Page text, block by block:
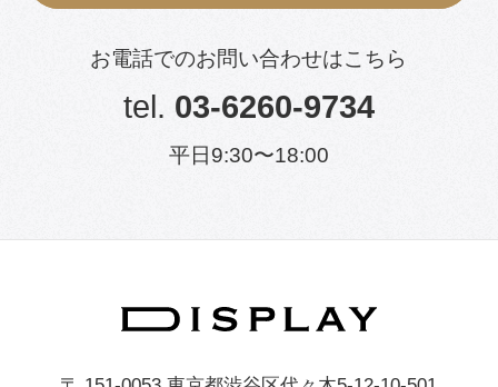
お電話でのお問い合わせはこちら
tel. 03-6260-9734
平日9:30〜18:00